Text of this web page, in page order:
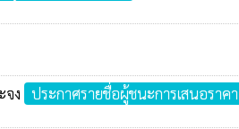
จง ประกาศรายชื่อผู้ชนะการเสนอราคา